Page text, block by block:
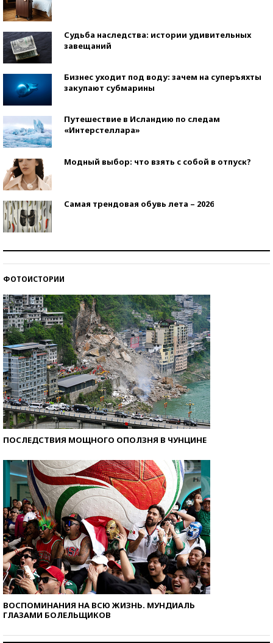
Судьба наследства: истории удивительных
завещаний
Бизнес уходит под воду: зачем на суперъяхты
закупают субмарины
Путешествие в Исландию по следам
«Интерстеллара»
Модный выбор: что взять с собой в отпуск?
Самая трендовая обувь лета – 2026
ФОТОИСТОРИИ
ПОСЛЕДСТВИЯ МОЩНОГО ОПОЛЗНЯ В ЧУНЦИНЕ
ВОСПОМИНАНИЯ НА ВСЮ ЖИЗНЬ. МУНДИАЛЬ
ГЛАЗАМИ БОЛЕЛЬЩИКОВ